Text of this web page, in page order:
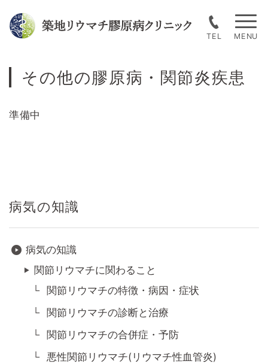
to
content
TEL
その他の膠原病・関節炎疾患
準備中
病気の知識
病気の知識
関節リウマチに関わること
関節リウマチの特徴・病因・症状
関節リウマチの診断と治療
関節リウマチの合併症・予防
悪性関節リウマチ(リウマチ性血管炎)